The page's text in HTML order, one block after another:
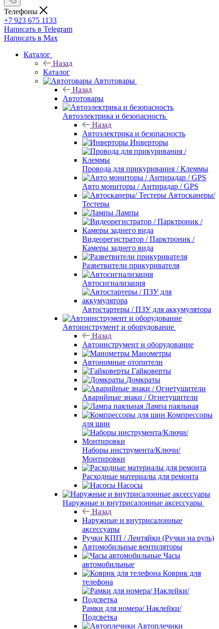
Телефоны
+7 923 675 1133
Написать в Telegram
Написать в Max
Каталог
Назад
Каталог
Автотовары
Назад
Автотовары
Автоэлектрика и безопасность
Назад
Автоэлектрика и безопасность
Инверторы
Провода для прикуривания / Клеммы
Авто мониторы / Антирадар / GPS
Автосканеры/
Тестеры
Лампы
Видеорегистратор / Парктроник /
Камеры заднего вида
Разветвители прикуривателя
Автосигнализация
Автостартеры / ПЗУ для аккумулятора
Автоинструмент и оборудование
Назад
Автоинструмент и оборудование
Манометры
Автономные отопители
Гайковерты
Домкраты
Аварийные знаки / Огнетушители
Лампа паяльная
Компрессоры
для шин
Наборы инструмента/Ключи/
Монтировки
Расходные материалы для ремонта
Насосы
Наружные и внутрисалонные аксессуары
Назад
Наружные и внутрисалонные
аксессуары
Ручки КПП / Лентяйки (Ручки на руль)
Автомобильные вентиляторы
Часы
автомобильные
Коврик для
телефона
Рамки для номера/ Наклейки/
Подсветка
Автоплечики